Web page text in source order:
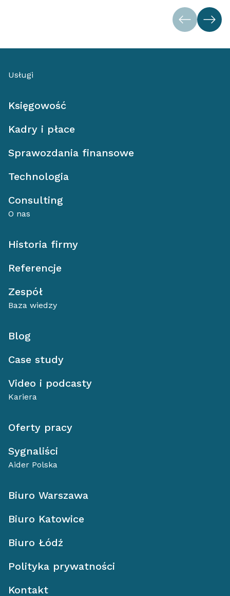
Usługi
Księgowość
Kadry i płace
Sprawozdania finansowe
Technologia
Consulting
O nas
Historia firmy
Referencje
Zespół
Baza wiedzy
Blog
Case study
Video i podcasty
Kariera
Oferty pracy
Sygnaliści
Aider Polska
Biuro Warszawa
Biuro Katowice
Biuro Łódź
Polityka prywatności
Kontakt